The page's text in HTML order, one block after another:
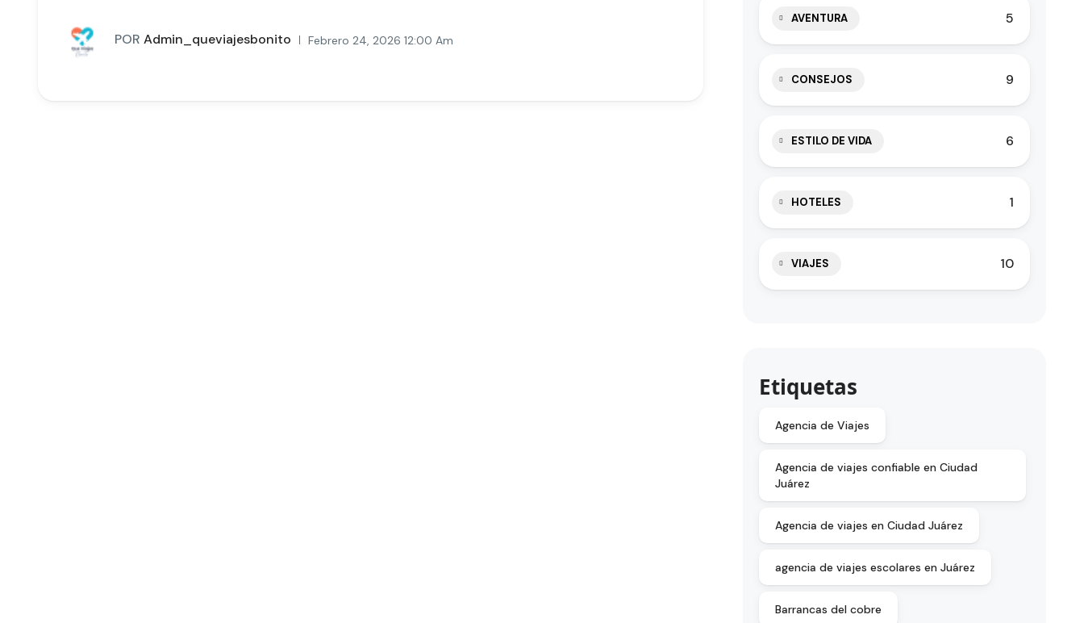
POR Admin_queviajesbonito Febrero 24, 2026 12:00 Am
AVENTURA 5
CONSEJOS 9
ESTILO DE VIDA 6
HOTELES 1
VIAJES 10
Etiquetas
Agencia de Viajes
Agencia de viajes confiable en Ciudad
Juárez
Agencia de viajes en Ciudad Juárez
agencia de viajes escolares en Juárez
Barrancas del cobre